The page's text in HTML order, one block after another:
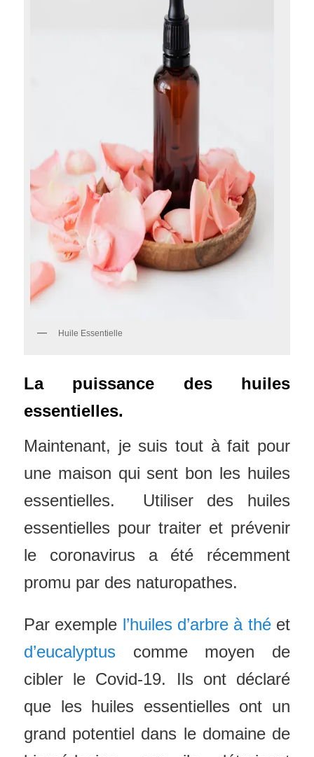
Huile Essentielle
La puissance des huiles
essentielles.
Maintenant, je suis tout à fait pour
une maison qui sent bon les huiles
essentielles. Utiliser des huiles
essentielles pour traiter et prévenir
le coronavirus a été récemment
promu par des naturopathes.
Par exemple l’huiles d’arbre à théet
d’eucalyptus comme moyen de
cibler le Covid-19. Ils ont déclaré
que les huiles essentielles ont un
grand potentiel dans le domaine de